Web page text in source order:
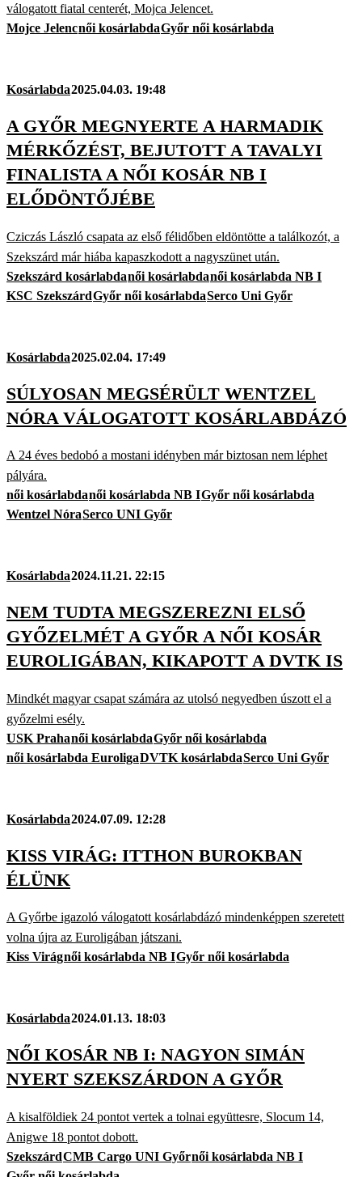
válogatott fiatal centerét, Mojca Jelencet.
Mojce Jelencnői kosárlabdaGyőr női kosárlabda
Kosárlabda2025.04.03. 19:48
A GYŐR MEGNYERTE A HARMADIK
MÉRKŐZÉST, BEJUTOTT A TAVALYI
FINALISTA A NŐI KOSÁR NB I
ELŐDÖNTŐJÉBE
Cziczás László csapata az első félidőben eldöntötte a találkozót, a
Szekszárd már hiába kapaszkodott a nagyszünet után.
Szekszárd kosárlabdanői kosárlabdanői kosárlabda NB I
KSC SzekszárdGyőr női kosárlabdaSerco Uni Győr
Kosárlabda2025.02.04. 17:49
SÚLYOSAN MEGSÉRÜLT WENTZEL
NÓRA VÁLOGATOTT KOSÁRLABDÁZÓ
A 24 éves bedobó a mostani idényben már biztosan nem léphet
pályára.
női kosárlabdanői kosárlabda NB IGyőr női kosárlabda
Wentzel NóraSerco UNI Győr
Kosárlabda2024.11.21. 22:15
NEM TUDTA MEGSZEREZNI ELSŐ
GYŐZELMÉT A GYŐR A NŐI KOSÁR
EUROLIGÁBAN, KIKAPOTT A DVTK IS
Mindkét magyar csapat számára az utolsó negyedben úszott el a
győzelmi esély.
USK Prahanői kosárlabdaGyőr női kosárlabda
női kosárlabda EuroligaDVTK kosárlabdaSerco Uni Győr
Kosárlabda2024.07.09. 12:28
KISS VIRÁG: ITTHON BUROKBAN
ÉLÜNK
A Győrbe igazoló válogatott kosárlabdázó mindenképpen szeretett
volna újra az Euroligában játszani.
Kiss Virágnői kosárlabda NB IGyőr női kosárlabda
Kosárlabda2024.01.13. 18:03
NŐI KOSÁR NB I: NAGYON SIMÁN
NYERT SZEKSZÁRDON A GYŐR
A kisalföldiek 24 pontot vertek a tolnai együttesre, Slocum 14,
Anigwe 18 pontot dobott.
SzekszárdCMB Cargo UNI Győrnői kosárlabda NB I